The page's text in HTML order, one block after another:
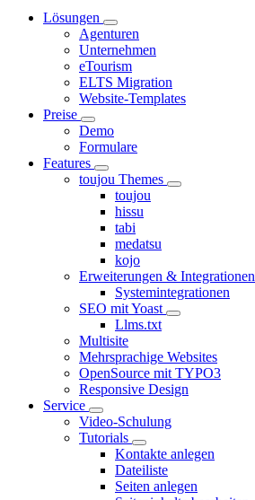
Lösungen
Agenturen
Unternehmen
eTourism
ELTS Migration
Website-Templates
Preise
Demo
Formulare
Features
toujou Themes
toujou
hissu
tabi
medatsu
kojo
Erweiterungen & Integrationen
Systemintegrationen
SEO mit Yoast
Llms.txt
Multisite
Mehrsprachige Websites
OpenSource mit TYPO3
Responsive Design
Service
Video-Schulung
Tutorials
Kontakte anlegen
Dateiliste
Seiten anlegen